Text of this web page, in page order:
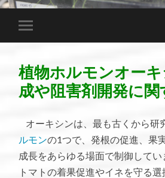
植物ホルモンオー
成や阻害剤開発に
オーキシンは、最も古くから研
ルモンの1つで、発根の促進、果
成長をあらゆる場面で制御してい
トマトの着果促進やイネを守る